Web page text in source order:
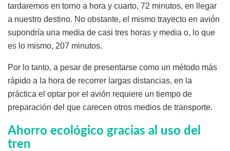
tardaremos en torno a hora y cuarto, 72 minutos, en llegar
a nuestro destino. No obstante, el mismo trayecto en avión
supondría una media de casi tres horas y media o, lo que
es lo mismo, 207 minutos.
Por lo tanto, a pesar de presentarse como un método más
rápido a la hora de recorrer largas distancias, en la
práctica el optar por el avión requiere un tiempo de
preparación del que carecen otros medios de transporte.
Ahorro ecológico gracias al uso del
tren